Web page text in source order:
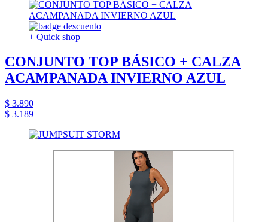
+ Quick shop
CONJUNTO TOP BÁSICO + CALZA
ACAMPANADA INVIERNO AZUL
$ 3.890
$ 3.189